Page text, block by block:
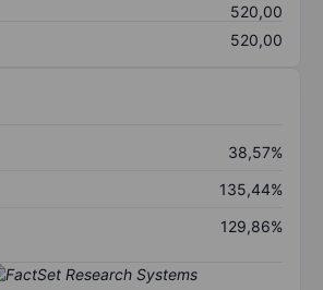
520,00
520,00
38,57%
135,44%
129,86%